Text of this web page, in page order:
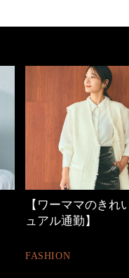
【ワーママのきれ
ュアル通勤】
FASHION